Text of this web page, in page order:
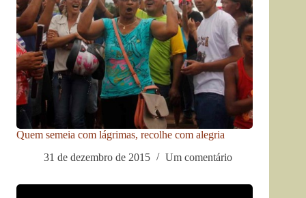
Quem semeia com lágrimas, recolhe com alegria
31 de dezembro de 2015
Um comentário